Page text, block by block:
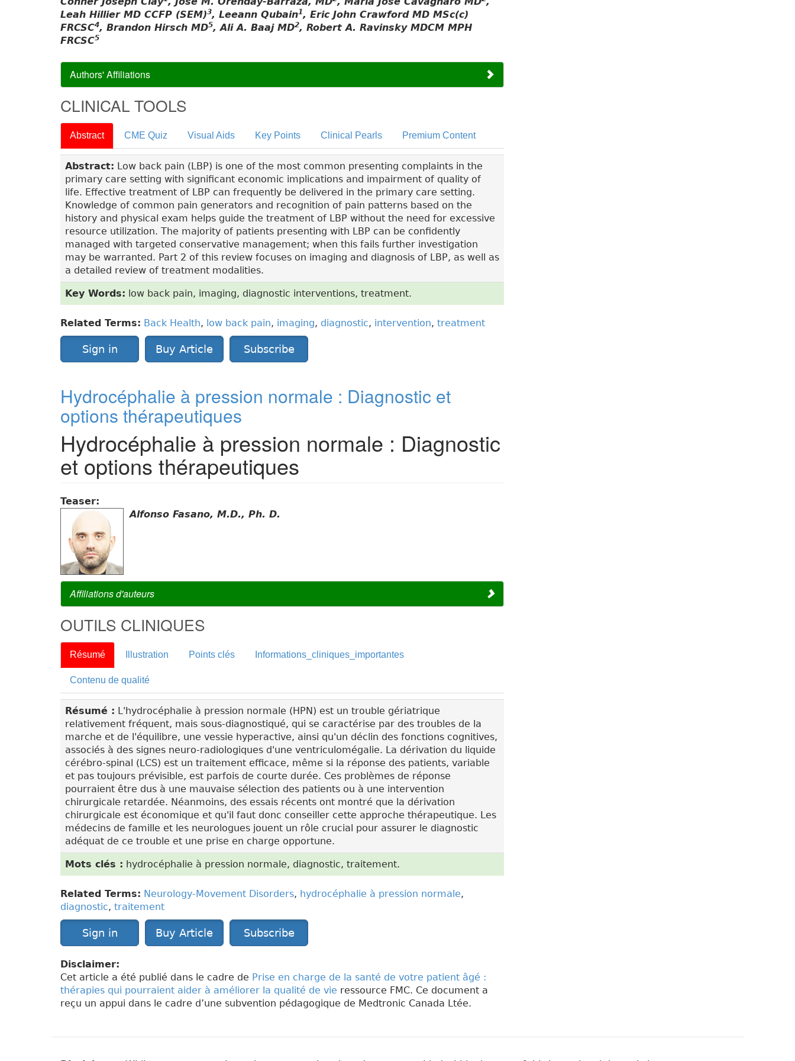
Leah Hillier MD CCFP (SEM)3, Leeann Qubain1, Eric John Crawford MD MSc(c)
FRCSC4, Brandon Hirsch MD5, Ali A. Baaj MD2, Robert A. Ravinsky MDCM MPH
FRCSC5
Authors' Affiliations
CLINICAL TOOLS
Abstract CME Quiz Visual Aids Key Points Clinical Pearls Premium Content
Abstract: Low back pain (LBP) is one of the most common presenting complaints in the
primary care setting with significant economic implications and impairment of quality of
life. Effective treatment of LBP can frequently be delivered in the primary care setting.
Knowledge of common pain generators and recognition of pain patterns based on the
history and physical exam helps guide the treatment of LBP without the need for excessive
resource utilization. The majority of patients presenting with LBP can be confidently
managed with targeted conservative management; when this fails further investigation
may be warranted. Part 2 of this review focuses on imaging and diagnosis of LBP, as well as
a detailed review of treatment modalities.
Key Words: low back pain, imaging, diagnostic interventions, treatment.
Related Terms: Back Health, low back pain, imaging, diagnostic, intervention, treatment
Sign in Buy Article Subscribe
Hydrocéphalie à pression normale : Diagnostic et
options thérapeutiques
Hydrocéphalie à pression normale : Diagnostic
et options thérapeutiques
Teaser:
Alfonso Fasano, M.D., Ph. D.
Affiliations d'auteurs
OUTILS CLINIQUES
Résumé Illustration Points clés Informations_cliniques_importantes
Contenu de qualité
Résumé : L'hydrocéphalie à pression normale (HPN) est un trouble gériatrique
relativement fréquent, mais sous-diagnostiqué, qui se caractérise par des troubles de la
marche et de l'équilibre, une vessie hyperactive, ainsi qu'un déclin des fonctions cognitives,
associés à des signes neuro-radiologiques d'une ventriculomégalie. La dérivation du liquide
cérébro-spinal (LCS) est un traitement efficace, même si la réponse des patients, variable
et pas toujours prévisible, est parfois de courte durée. Ces problèmes de réponse
pourraient être dus à une mauvaise sélection des patients ou à une intervention
chirurgicale retardée. Néanmoins, des essais récents ont montré que la dérivation
chirurgicale est économique et qu'il faut donc conseiller cette approche thérapeutique. Les
médecins de famille et les neurologues jouent un rôle crucial pour assurer le diagnostic
adéquat de ce trouble et une prise en charge opportune.
Mots clés : hydrocéphalie à pression normale, diagnostic, traitement.
Related Terms: Neurology-Movement Disorders, hydrocéphalie à pression normale,
diagnostic, traitement
Sign in Buy Article Subscribe
Disclaimer:
Cet article a été publié dans le cadre de Prise en charge de la santé de votre patient âgé :
thérapies qui pourraient aider à améliorer la qualité de vie ressource FMC. Ce document a
reçu un appui dans le cadre d’une subvention pédagogique de Medtronic Canada Ltée.